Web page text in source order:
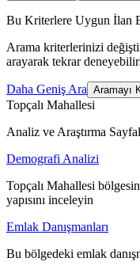
Bu Kriterlere Uygun İlan
Arama kriterlerinizi
arayarak tekrar
Daha Geniş Ara Aramayı
Topçalı Mahallesi
Analiz ve Araştırma
Demografi Analizi
Topçalı Mahallesi
yapısını inceleyin
Emlak Danışmanları
Bu bölgedeki emlak